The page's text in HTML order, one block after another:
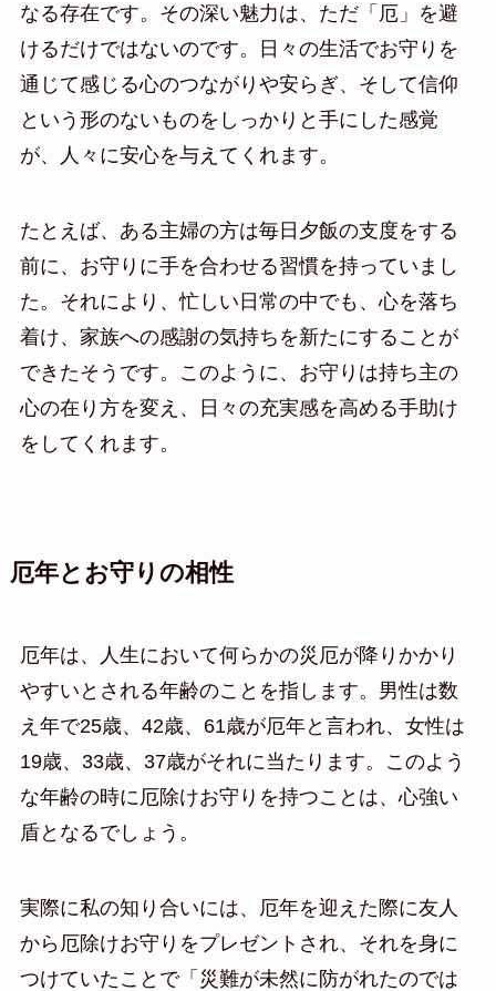
なる存在です。その深い魅力は、ただ「厄」を避
けるだけではないのです。日々の生活でお守りを
通じて感じる心のつながりや安らぎ、そして信仰
という形のないものをしっかりと手にした感覚
が、人々に安心を与えてくれます。
たとえば、ある主婦の方は毎日夕飯の支度をする
前に、お守りに手を合わせる習慣を持っていまし
た。それにより、忙しい日常の中でも、心を落ち
着け、家族への感謝の気持ちを新たにすることが
できたそうです。このように、お守りは持ち主の
心の在り方を変え、日々の充実感を高める手助け
をしてくれます。
厄年とお守りの相性
厄年は、人生において何らかの災厄が降りかかり
やすいとされる年齢のことを指します。男性は数
え年で25歳、42歳、61歳が厄年と言われ、女性は
19歳、33歳、37歳がそれに当たります。このよう
な年齢の時に厄除けお守りを持つことは、心強い
盾となるでしょう。
実際に私の知り合いには、厄年を迎えた際に友人
から厄除けお守りをプレゼントされ、それを身に
つけていたことで「災難が未然に防がれたのでは